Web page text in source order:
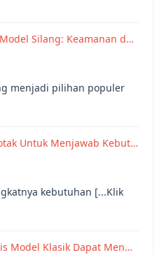
Silang: Keamanan d…
menjadi pilihan populer
Untuk Menjawab Kebut…
kebutuhan [...Klik
Model Klasik Dapat Men…